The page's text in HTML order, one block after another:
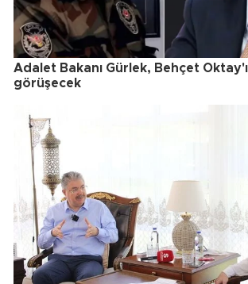
Adalet Bakanı Gürlek, Behçet
görüşecek